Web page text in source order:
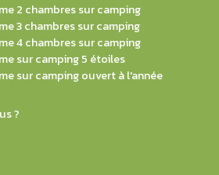
2 chambres sur camping
3 chambres sur camping
4 chambres sur camping
sur camping 5 étoiles
sur camping ouvert à l'année
?